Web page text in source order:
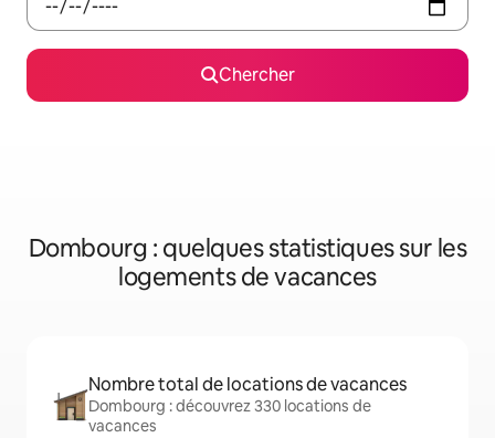
Chercher
Dombourg : quelques statistiques sur les
logements de vacances
Nombre total de locations de vacances
Dombourg : découvrez 330 locations de
vacances